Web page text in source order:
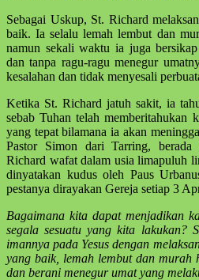
Sebagai Uskup, St. Richard
baik. Ia selalu lemah lembut dan
namun sekali waktu ia juga
dan tanpa ragu-ragu menegur
kesalahan dan tidak menyesali
Ketika St. Richard jatuh sakit, ia
sebab Tuhan telah memberitahukan
yang tepat bilamana ia akan
Pastor Simon dari Tarring,
Richard wafat dalam usia limapuluh
dinyatakan kudus oleh Paus
pestanya dirayakan Gereja setiap 3
Bagaimana kita dapat menjadikan
segala sesuatu yang kita lakukan?
imannya pada Yesus dengan
yang baik, lemah lembut dan murah
dan berani menegur umat yang